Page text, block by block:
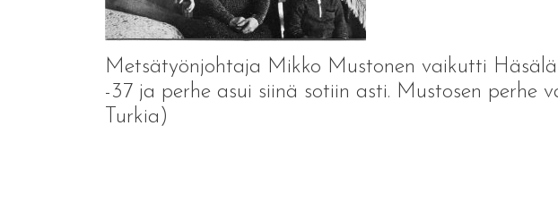
Metsätyönjohtaja Mikko Mustonen vaikutti
-37 ja perhe asui siinä sotiin asti. Mustosen perhe
Turkia)